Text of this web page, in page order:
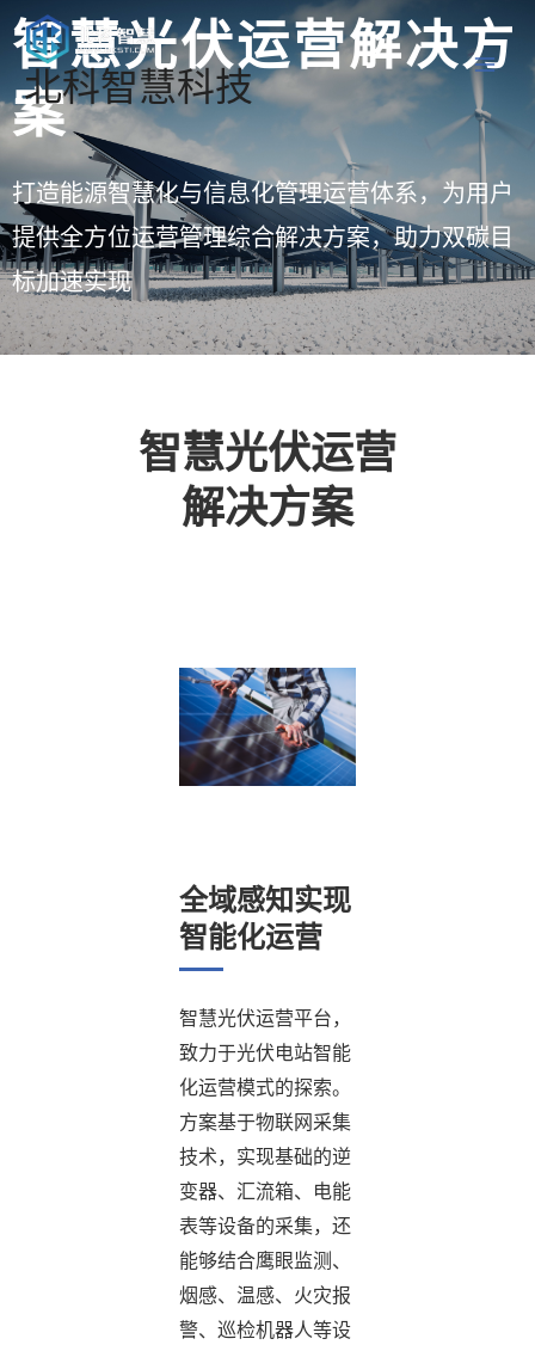
北科智慧科技
智慧光伏运营解决方
案
打造能源智慧化与信息化管理运营体系，为用户
提供全方位运营管理综合解决方案，助力双碳目
标加速实现
智慧光伏运营
解决方案
全域感知实现
智能化运营
智慧光伏运营平台，
致力于光伏电站智能
化运营模式的探索。
方案基于物联网采集
技术，实现基础的逆
变器、汇流箱、电能
表等设备的采集，还
能够结合鹰眼监测、
烟感、温感、火灾报
警、巡检机器人等设